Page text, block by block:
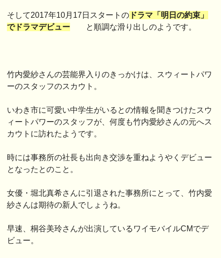
そして2017年10月17日スタートの ドラマ「明日の約束」
でドラマデビュー と順調な滑り出しのようです。
竹内愛紗さんの芸能界入りのきっかけは、スウィートパワ
ーのスタッフのスカウト。
いわき市に可愛い中学生がいるとの情報を聞きつけたスウ
ィートパワーのスタッフが、何度も竹内愛紗さんの元へス
カウトに訪れたようです。
時には事務所の社長も出向き交渉を重ねようやくデビュー
となったとのこと。
女優・堀北真希さんに引退された事務所にとって、竹内愛
紗さんは期待の新人でしょうね。
早速、桐谷美玲さんが出演しているワイモバイルCMでデ
ビュー。